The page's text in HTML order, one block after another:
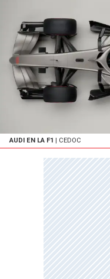
AUDI EN LA F1 | CEDOC